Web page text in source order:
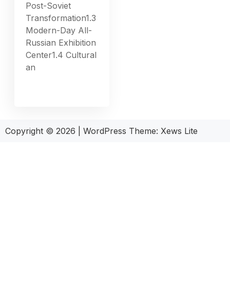
Post-Soviet
Transformation1.3
Modern-Day All-
Russian Exhibition
Center1.4 Cultural
an
Copyright © 2026 WordPress Theme: Xews Lite